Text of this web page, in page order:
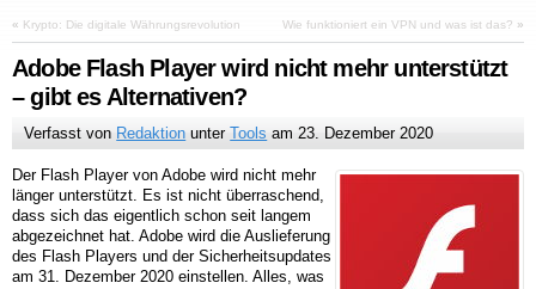
« Krypto: Die digitale Währungsrevolution Wie funktioniert ein VPN und was ist das? »
Adobe Flash Player wird nicht mehr unterstützt
– gibt es Alternativen?
Verfasst von Redaktion unterTools am23. Dezember 2020
Der Flash Player von Adobe wird nicht mehr
länger unterstützt. Es ist nicht überraschend,
dass sich das eigentlich schon seit langem
abgezeichnet hat. Adobe wird die Auslieferung
des Flash Players und der Sicherheitsupdates
am 31. Dezember 2020 einstellen. Alles, was